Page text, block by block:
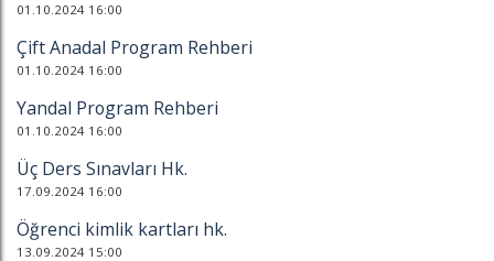
01.10.2024 16:00
Çift Anadal Program Rehberi
01.10.2024 16:00
Yandal Program Rehberi
01.10.2024 16:00
Üç Ders Sınavları Hk.
17.09.2024 16:00
Öğrenci kimlik kartları hk.
13.09.2024 15:00